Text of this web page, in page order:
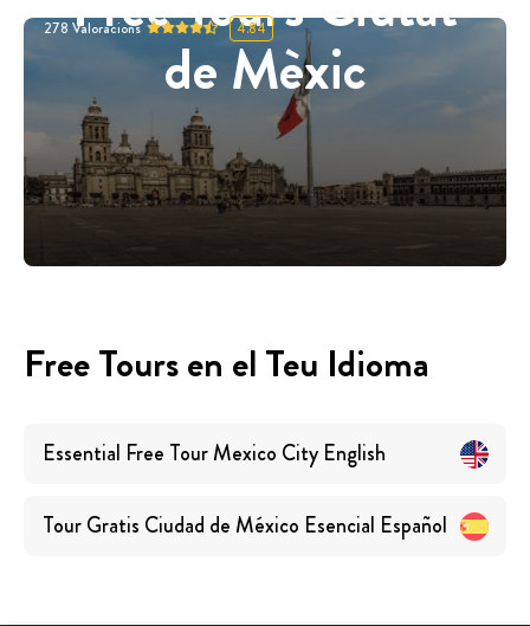
de Mèxic
278 Valoracions 4.84
Free Tours en el Teu Idioma
Essential Free Tour Mexico City English
Tour Gratis Ciudad de México Esencial Español